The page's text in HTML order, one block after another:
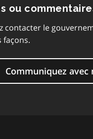
ou
contacter le
façons.
Communiquez avec